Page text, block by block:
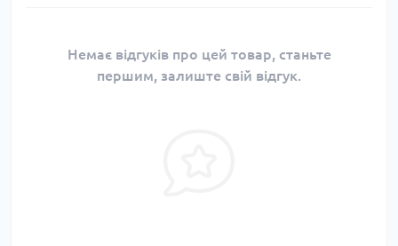
Немає відгуків про цей товар, станьте
першим, залиште свій відгук.